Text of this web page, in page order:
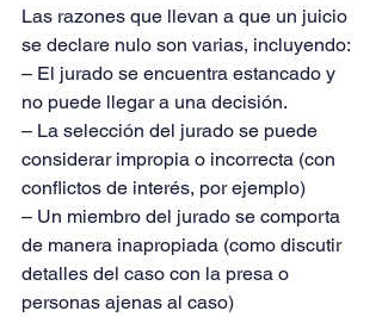
Las razones que llevan a que un juicio
se declare nulo son varias, incluyendo:
– El jurado se encuentra estancado y
no puede llegar a una decisión.
– La selección del jurado se puede
considerar impropia o incorrecta (con
conflictos de interés, por ejemplo)
– Un miembro del jurado se comporta
de manera inapropiada (como discutir
detalles del caso con la presa o
personas ajenas al caso)